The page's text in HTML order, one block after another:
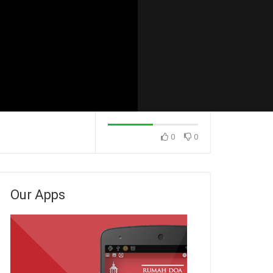
0 0
Our Apps